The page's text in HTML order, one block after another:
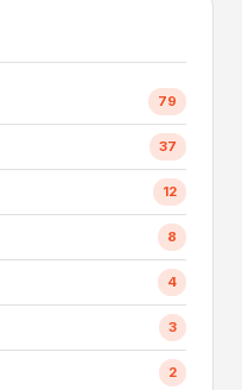
79
37
12
8
4
3
2